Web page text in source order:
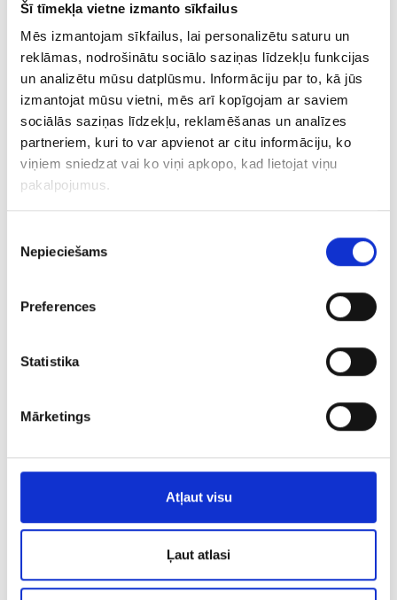
Šī tīmekļa vietne izmanto sīkfailus
Mēs izmantojam sīkfailus, lai personalizētu saturu un
reklāmas, nodrošinātu sociālo saziņas līdzekļu funkcijas
un analizētu mūsu datplūsmu. Informāciju par to, kā jūs
izmantojat mūsu vietni, mēs arī kopīgojam ar saviem
sociālās saziņas līdzekļu, reklamēšanas un analīzes
partneriem, kuri to var apvienot ar citu informāciju, ko
viņiem sniedzat vai ko viņi apkopo, kad lietojat viņu
pakalpojumus.
izvēle
Nepieciešams
Preferences
Statistika
Mārketings
Atļaut visu
Ļaut atlasi
€ 7.00
PIEVIENOT GROZAM